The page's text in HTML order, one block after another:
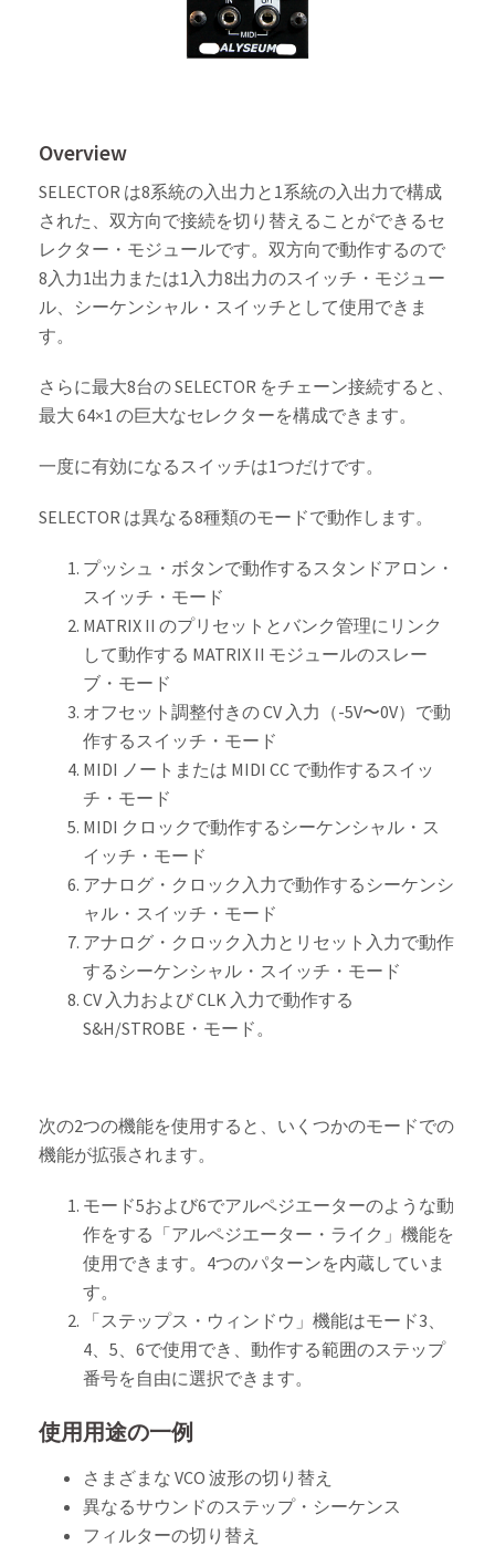
Overview
SELECTOR は8系統の入出力と1系統の入出力で構成
された、双方向で接続を切り替えることができるセ
レクター・モジュールです。双方向で動作するので
8入力1出力または1入力8出力のスイッチ・モジュー
ル、シーケンシャル・スイッチとして使用できま
す。
さらに最大8台の SELECTOR をチェーン接続すると、
最大 64×1 の巨大なセレクターを構成できます。
一度に有効になるスイッチは1つだけです。
SELECTOR は異なる8種類のモードで動作します。
プッシュ・ボタンで動作するスタンドアロン・
スイッチ・モード
MATRIX II のプリセットとバンク管理にリンク
して動作する MATRIX II モジュールのスレー
ブ・モード
オフセット調整付きの CV 入力（-5V〜0V）で動
作するスイッチ・モード
MIDI ノートまたは MIDI CC で動作するスイッ
チ・モード
MIDI クロックで動作するシーケンシャル・ス
イッチ・モード
アナログ・クロック入力で動作するシーケンシ
ャル・スイッチ・モード
アナログ・クロック入力とリセット入力で動作
するシーケンシャル・スイッチ・モード
CV 入力および CLK 入力で動作する
S&H/STROBE・モード。
次の2つの機能を使用すると、いくつかのモードでの
機能が拡張されます。
モード5および6でアルペジエーターのような動
作をする「アルペジエーター・ライク」機能を
使用できます。4つのパターンを内蔵していま
す。
「ステップス・ウィンドウ」機能はモード3、
4、5、6で使用でき、動作する範囲のステップ
番号を自由に選択できます。
使用用途の一例
さまざまな VCO 波形の切り替え
異なるサウンドのステップ・シーケンス
フィルターの切り替え